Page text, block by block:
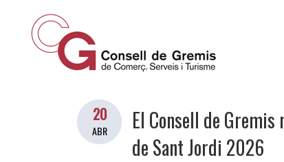
20
ABR
El Consell de
de Sant Jordi 2026